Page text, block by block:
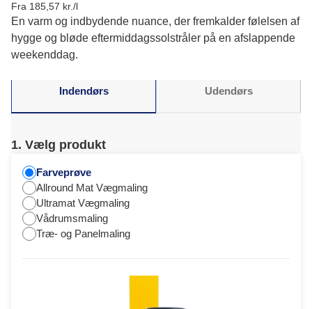
Fra 185,57 kr./l
En varm og indbydende nuance, der fremkalder følelsen af
hygge og bløde eftermiddagssolstråler på en afslappende
weekenddag.
Indendørs Udendørs
1. Vælg produkt
Farveprøve
Allround Mat Vægmaling
Ultramat Vægmaling
Vådrumsmaling
Træ- og Panelmaling